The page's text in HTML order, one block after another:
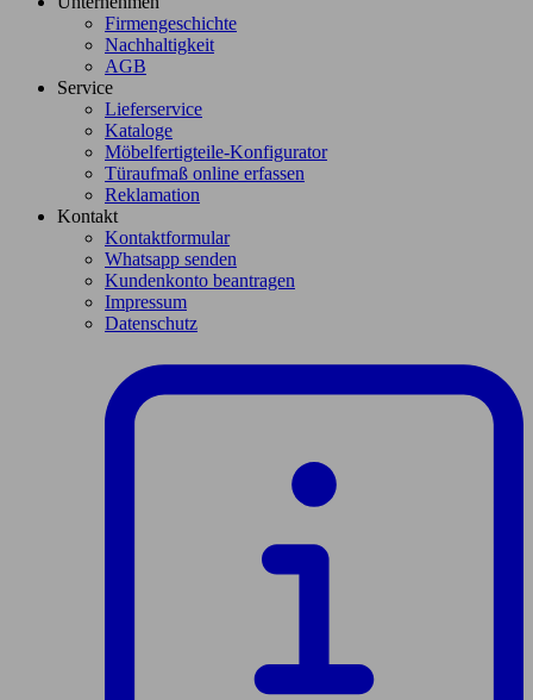
Firmengeschichte
Nachhaltigkeit
AGB
Service
Lieferservice
Kataloge
Möbelfertigteile-Konfigurator
Türaufmaß online erfassen
Reklamation
Kontakt
Kontaktformular
Whatsapp senden
Kundenkonto beantragen
Impressum
Datenschutz